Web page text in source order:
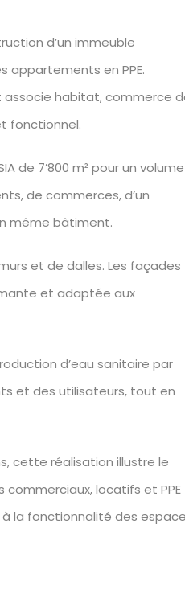
d’un immeuble
appartements en PPE.
associe habitat, commerce
fonctionnel.
de 7’800 m² pour un volume
de commerces, d’un
même bâtiment.
et de dalles. Les façades
et adaptée aux
d’eau sanitaire par
et des utilisateurs, tout en
cette réalisation illustre le
commerciaux, locatifs et PPE
la fonctionnalité des